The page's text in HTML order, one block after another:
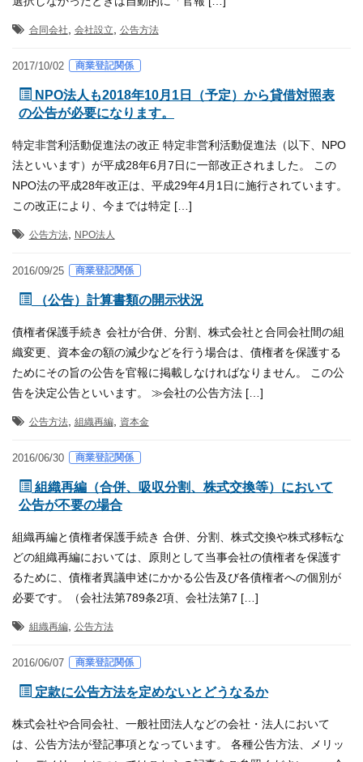
合同会社 会社設立 公告方法
2017/10/02 商業登記関係
NPO法人も2018年10月1日（予定）から貸借対照表
の公告が必要になります。
特定非営利活動促進法の改正 特定非営利活動促進法（以下、NPO
法といいます）が平成28年6月7日に一部改正されました。 この
NPO法の平成28年改正は、平成29年4月1日に施行されています。
この改正により、今までは特定 […]
公告方法, NPO法人
2016/09/25 商業登記関係
（公告）計算書類の開示状況
債権者保護手続き 会社が合併、分割、株式会社と合同会社間の組
織変更、資本金の額の減少などを行う場合は、債権者を保護する
ためにその旨の公告を官報に掲載しなければなりません。 この公
告を決定公告といいます。 ≫会社の公告方法 […]
公告方法, 組織再編, 資本金
2016/06/30 商業登記関係
組織再編（合併、吸収分割、株式交換等）において
公告が不要の場合
組織再編と債権者保護手続き 合併、分割、株式交換や株式移転な
どの組織再編においては、原則として当事会社の債権者を保護す
るために、債権者異議申述にかかる公告及び各債権者への個別が
必要です。（会社法第789条2項、会社法第7 […]
組織再編, 公告方法
2016/06/07 商業登記関係
定款に公告方法を定めないとどうなるか
株式会社や合同会社、一般社団法人などの会社・法人において
は、公告方法が登記事項となっています。 各種公告方法、メリッ